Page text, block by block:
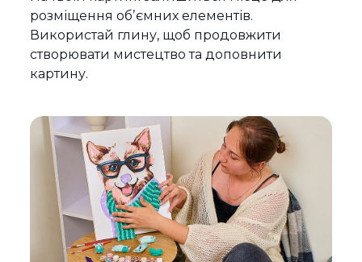
розміщення обʼємних елементів.
Використай глину, щоб продовжити
створювати мистецтво та доповнити
картину.